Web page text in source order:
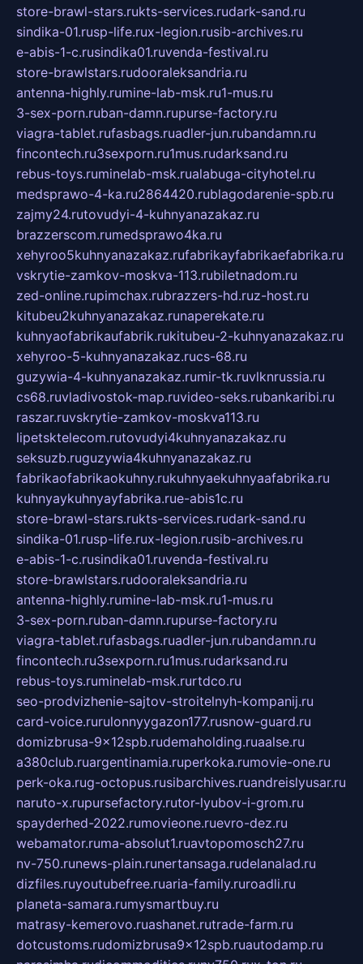
store-brawl-stars.rukts-services.rudark-sand.ru
sindika-01.rusp-life.rux-legion.rusib-archives.ru
e-abis-1-c.rusindika01.ruvenda-festival.ru
store-brawlstars.rudooraleksandria.ru
antenna-highly.rumine-lab-msk.ru1-mus.ru
3-sex-porn.ruban-damn.rupurse-factory.ru
viagra-tablet.rufasbags.ruadler-jun.rubandamn.ru
fincontech.ru3sexporn.ru1mus.rudarksand.ru
rebus-toys.ruminelab-msk.rualabuga-cityhotel.ru
medsprawo-4-ka.ru2864420.rublagodarenie-spb.ru
zajmy24.rutovudyi-4-kuhnyanazakaz.ru
brazzerscom.rumedsprawo4ka.ru
xehyroo5kuhnyanazakaz.rufabrikayfabrikaefabrika.ru
vskrytie-zamkov-moskva-113.rubiletnadom.ru
zed-online.rupimchax.rubrazzers-hd.ruz-host.ru
kitubeu2kuhnyanazakaz.runaperekate.ru
kuhnyaofabrikaufabrik.rukitubeu-2-kuhnyanazakaz.ru
xehyroo-5-kuhnyanazakaz.rucs-68.ru
guzywia-4-kuhnyanazakaz.rumir-tk.ruvlknrussia.ru
cs68.ruvladivostok-map.ruvideo-seks.rubankaribi.ru
raszar.ruvskrytie-zamkov-moskva113.ru
lipetsktelecom.rutovudyi4kuhnyanazakaz.ru
seksuzb.ruguzywia4kuhnyanazakaz.ru
fabrikaofabrikaokuhny.rukuhnyaekuhnyaafabrika.ru
kuhnyaykuhnyayfabrika.rue-abis1c.ru
store-brawl-stars.rukts-services.rudark-sand.ru
sindika-01.rusp-life.rux-legion.rusib-archives.ru
e-abis-1-c.rusindika01.ruvenda-festival.ru
store-brawlstars.rudooraleksandria.ru
antenna-highly.rumine-lab-msk.ru1-mus.ru
3-sex-porn.ruban-damn.rupurse-factory.ru
viagra-tablet.rufasbags.ruadler-jun.rubandamn.ru
fincontech.ru3sexporn.ru1mus.rudarksand.ru
rebus-toys.ruminelab-msk.rurtdco.ru
seo-prodvizhenie-sajtov-stroitelnyh-kompanij.ru
card-voice.rurulonnyygazon177.rusnow-guard.ru
domizbrusa-9x12spb.rudemaholding.ruaalse.ru
a380club.ruargentinamia.ruperkoka.rumovie-one.ru
perk-oka.rug-octopus.rusibarchives.ruandreislyusar.ru
naruto-x.rupursefactory.rutor-lyubov-i-grom.ru
spayderhed-2022.rumovieone.ruevro-dez.ru
webamator.ruma-absolut1.ruavtopomosch27.ru
nv-750.runews-plain.runertansaga.rudelanalad.ru
dizfiles.ruyoutubefree.ruaria-family.ruroadli.ru
planeta-samara.rumysmartbuy.ru
matrasy-kemerovo.ruashanet.rutrade-farm.ru
dotcustoms.rudomizbrusa9x12spb.ruautodamp.ru